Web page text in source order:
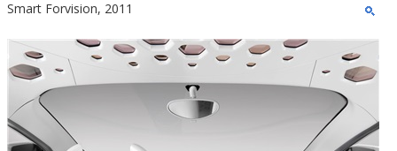
Smart Forvision, 2011